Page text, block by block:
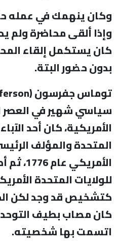
وكان ينهمك في عمله
وإذا ألقى محاضرة ولم
كان يستكمل إلقاء
بدون حضور البتة.
توماس جفرسون (
سياسي شهير في العصر
الأمريكية، كان أحد
المتحدة والمؤلف
للولايات المتحدة
كتشخيص قد وجد لكن
كان مصاب بطيف
اتسمت بها شخصيته.